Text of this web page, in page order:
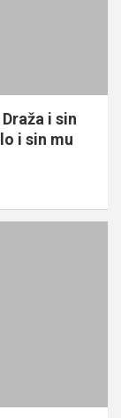
i sin
i sin mu